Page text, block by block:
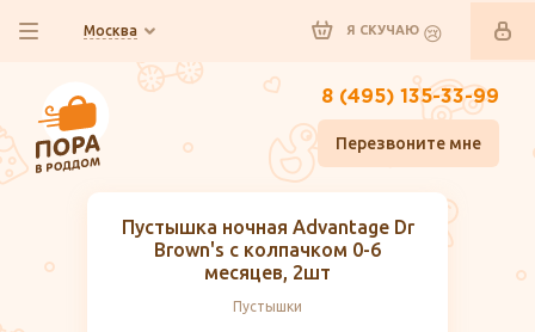
Москва Я СКУЧАЮ
8 (495) 135-33-99
Перезвоните мне
Пустышка ночная Advantage Dr
Brown's с колпачком 0-6
месяцев, 2шт
Пустышки